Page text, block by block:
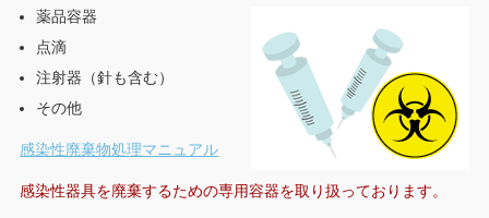
薬品容器
点滴
注射器（針も含む）
その他
感染性廃棄物処理マニュアル
感染性器具を廃棄するための専用容器を取り扱っております。